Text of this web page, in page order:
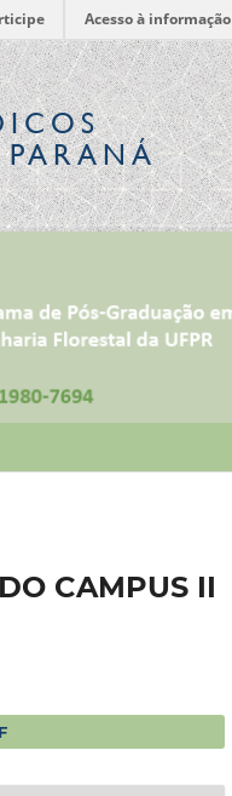
Acesso à informação
CAMPUS II